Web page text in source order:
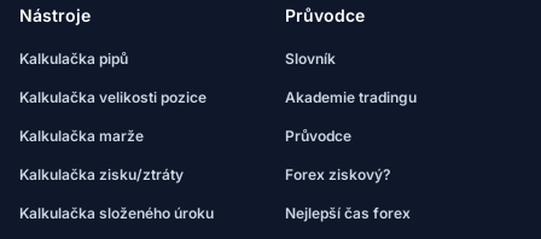
Nástroje
Kalkulačka pipů
Kalkulačka velikosti pozice
Kalkulačka marže
Kalkulačka zisku/ztráty
Kalkulačka složeného úroku
Průvodce
Slovník
Akademie tradingu
Průvodce
Forex ziskový?
Nejlepší čas forex